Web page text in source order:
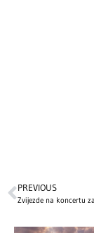
PREVIOUS